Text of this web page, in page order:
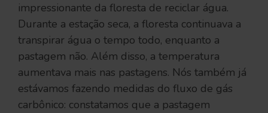
impressionante da floresta de reciclar água.
Durante a estação seca, a floresta continuava a
transpirar água o tempo todo, enquanto a
pastagem não. Além disso, a temperatura
aumentava mais nas pastagens. Nós também já
estávamos fazendo medidas do fluxo de gás
carbônico: constatamos que a pastagem